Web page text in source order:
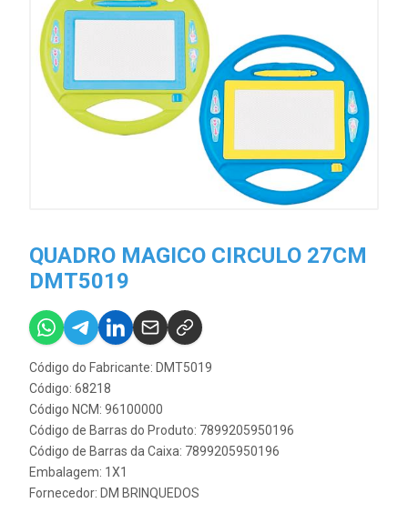
QUADRO MAGICO CIRCULO 27CM
DMT5019
Código do Fabricante: DMT5019
Código: 68218
Código NCM: 96100000
Código de Barras do Produto: 7899205950196
Código de Barras da Caixa: 7899205950196
Embalagem: 1X1
Fornecedor: DM BRINQUEDOS